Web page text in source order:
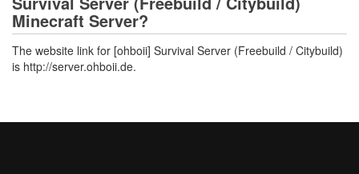
Minecraft Server?
The website link for [ohboii] Survival Server (Freebuild / Citybuild)
is http://server.ohboii.de.